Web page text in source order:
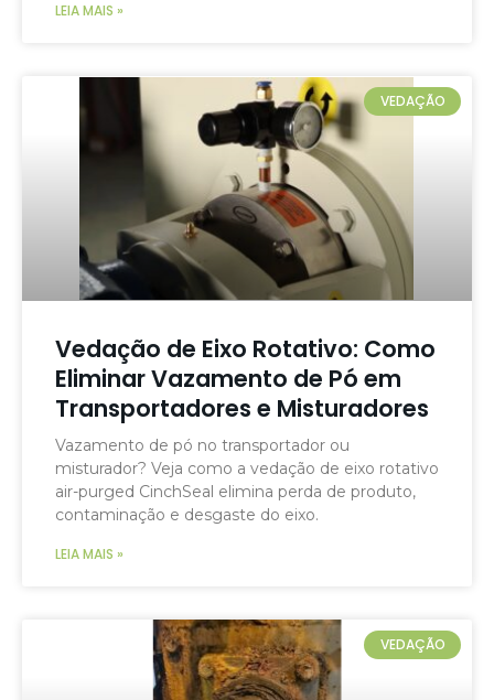
LEIA MAIS »
VEDAÇÃO
Vedação de Eixo Rotativo: Como
Eliminar Vazamento de Pó em
Transportadores e Misturadores
Vazamento de pó no transportador ou
misturador? Veja como a vedação de eixo rotativo
air-purged CinchSeal elimina perda de produto,
contaminação e desgaste do eixo.
LEIA MAIS »
VEDAÇÃO